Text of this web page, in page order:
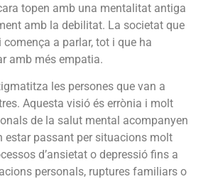
topen amb una mentalitat antiga
amb la debilitat. La societat que
a parlar, tot i que ha
amb més empatia.
les persones que van a
Aquesta visió és errònia i molt
de la salut mental acompanyen
estar passant per situacions molt
d’ansietat o depressió fins a
personals, ruptures familiars o